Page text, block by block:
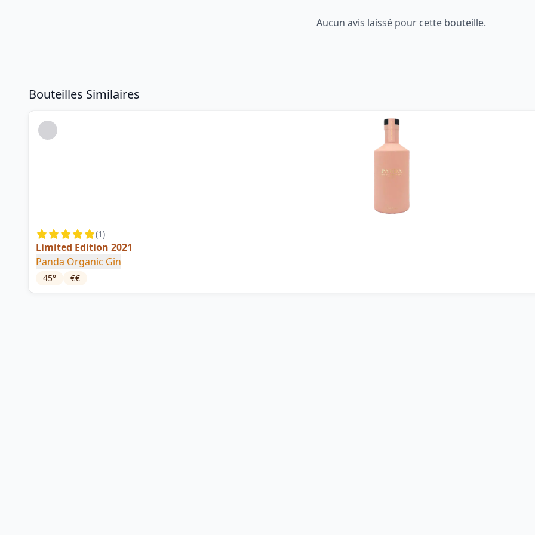
Aucun avis laissé pour cette bouteille.
Bouteilles Similaires
(1)
Limited Edition 2021
Panda Organic Gin
45° €€